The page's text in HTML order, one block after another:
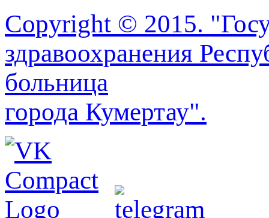
Copyright © 2015.
здравоохранения
больница
города Кумертау".